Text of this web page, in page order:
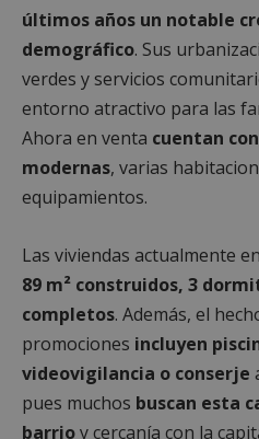
últimos años un notable
demográfico. Sus
verdes y servicios
entorno atractivo para las
Ahora en venta cuentan
modernas, varias
equipamientos.
Las viviendas actualmente
89 m² construidos, 3
completos. Además, el
promociones incluyen
videovigilancia o conserje
pues muchos buscan esta
barrioy cercanía con la